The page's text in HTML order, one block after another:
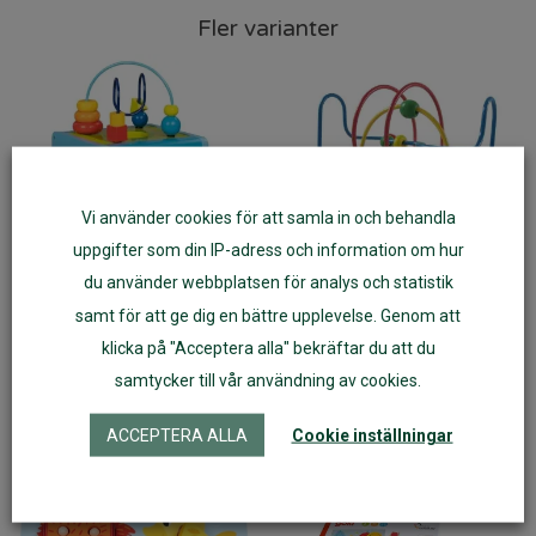
Fler varianter
Goki Aktivitetskub
Kullabyrint, kulbana GOKI av
trä
Vi använder cookies för att samla in och behandla
uppgifter som din IP-adress och information om hur
du använder webbplatsen för analys och statistik
samt för att ge dig en bättre upplevelse. Genom att
klicka på "Acceptera alla" bekräftar du att du
samtycker till vår användning av cookies.
ACCEPTERA ALLA Cookie inställningar